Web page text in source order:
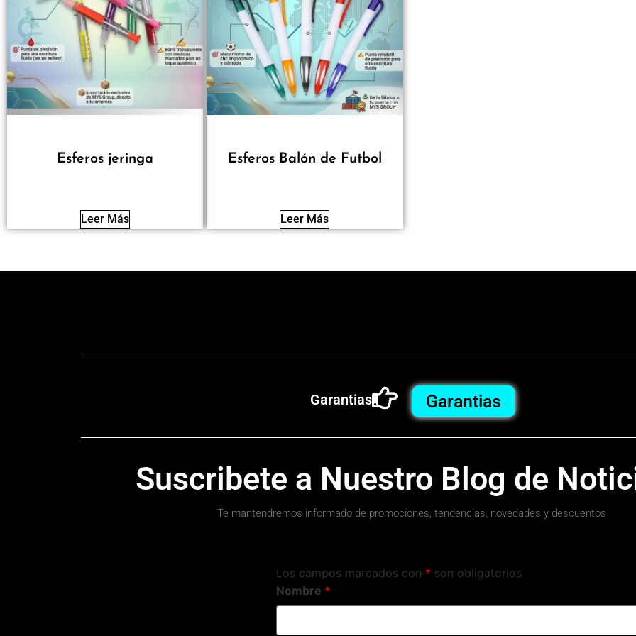
Esferos jeringa
Leer Más
Esferos Balón de Futbol
Leer Más
Garantias Garantias
Suscribete a Nuestro Blog de
Te mantendremos informado de promociones, tendencias, novedades y descuentos
Los campos marcados con * son obligatorios
Nombre *